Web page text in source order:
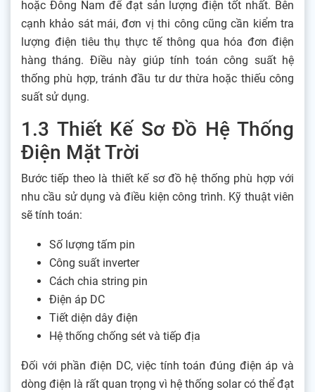
hoặc Đông Nam để đạt sản lượng điện tốt nhất. Bên
cạnh khảo sát mái, đơn vị thi công cũng cần kiểm tra
lượng điện tiêu thụ thực tế thông qua hóa đơn điện
hàng tháng. Điều này giúp tính toán công suất hệ
thống phù hợp, tránh đầu tư dư thừa hoặc thiếu công
suất sử dụng.
1.3 Thiết Kế Sơ Đồ Hệ Thống
Điện Mặt Trời
Bước tiếp theo là thiết kế sơ đồ hệ thống phù hợp với
nhu cầu sử dụng và điều kiện công trình. Kỹ thuật viên
sẽ tính toán:
Số lượng tấm pin
Công suất inverter
Cách chia string pin
Điện áp DC
Tiết diện dây điện
Hệ thống chống sét và tiếp địa
Đối với phần điện DC, việc tính toán đúng điện áp và
dòng điện là rất quan trọng vì hệ thống solar có thể đạt